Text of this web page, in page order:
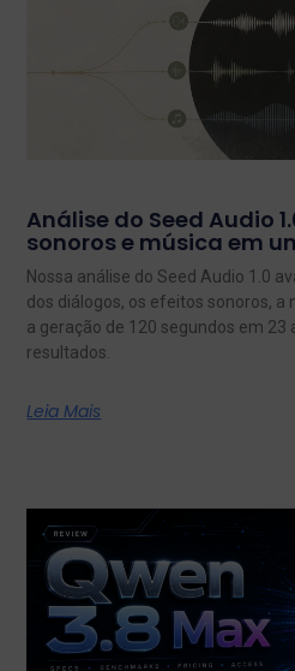
Análise do Seed Audio
sonoros e música em
Nossa análise do Seed Audio 1.0
dos diálogos, os efeitos sonoros, a
a geração de 120 segundos em 23
resultados.
Leia Mais